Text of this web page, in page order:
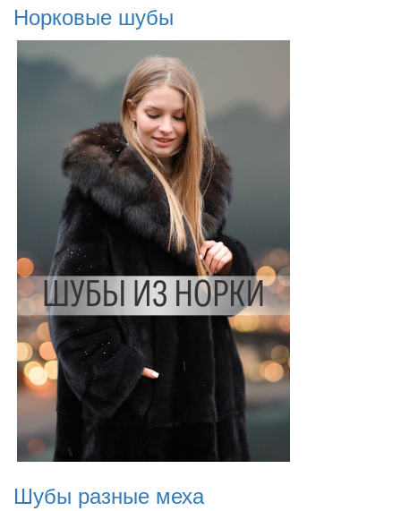
Норковые шубы
Шубы разные меха